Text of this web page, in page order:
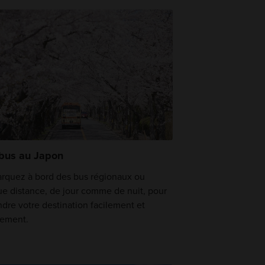
au Japon
à bord des bus régionaux ou
distance, de jour comme de nuit, pour
votre destination facilement et